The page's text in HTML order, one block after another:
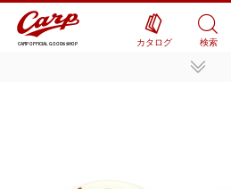
CARP OFFICIAL GOODS SHOP カタログ 検索